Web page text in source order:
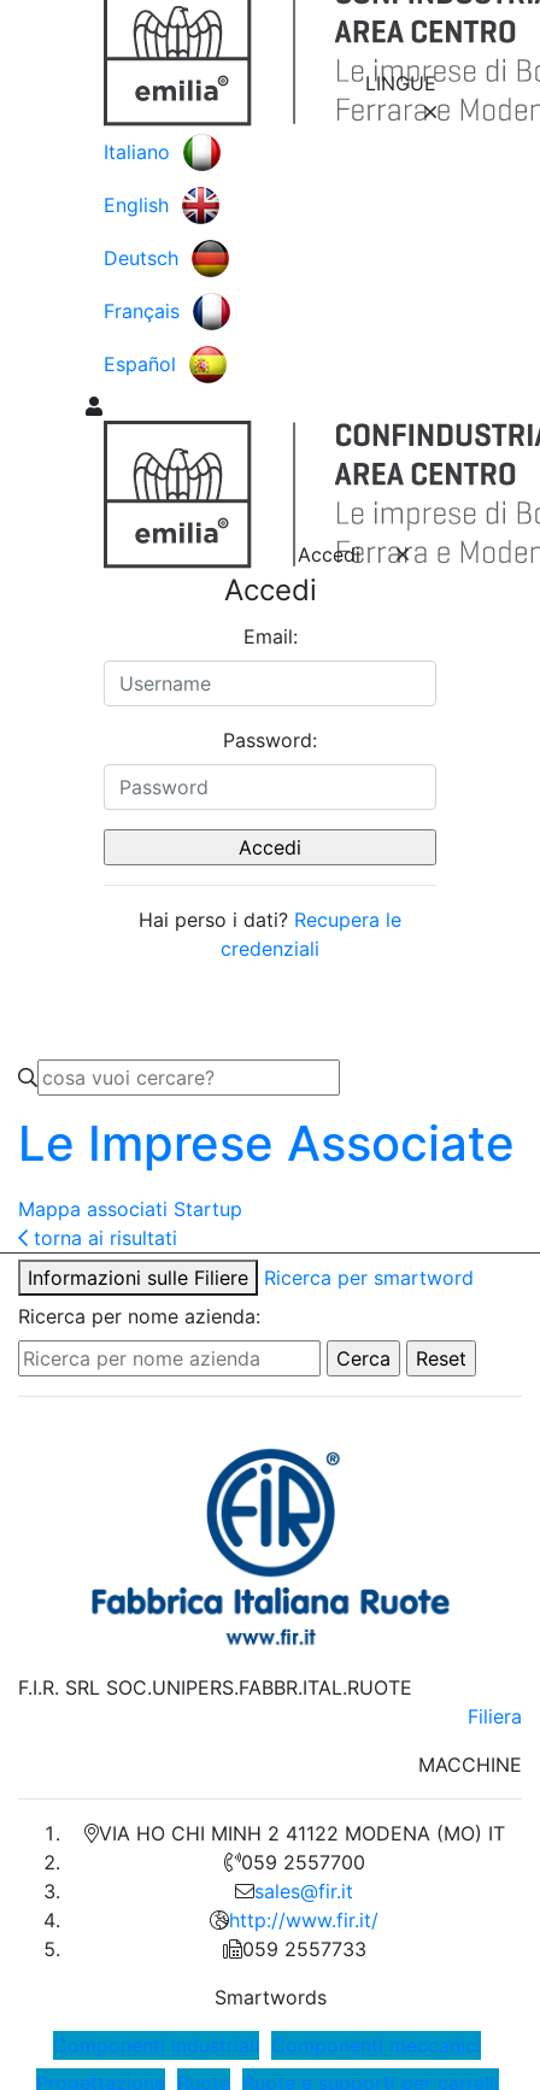
LINGUE
Italiano
English
Deutsch
Français
Español
Accedi
Accedi
Email:
Password:
Hai perso i dati? Recupera le
credenziali
Le Imprese Associate
Mappa associati Startup
torna ai risultati
Informazioni sulle Filiere
Ricerca per smartword
Ricerca per nome azienda:
F.I.R. SRL SOC.UNIPERS.FABBR.ITAL.RUOTE
Filiera
MACCHINE
VIA HO CHI MINH 2 41122 MODENA (MO) IT
059 2557700
sales@fir.it
http://www.fir.it/
059 2557733
Smartwords
Componenti industriali Componenti meccanici
Progettazione Ruote Ruote e supporti per carrelli